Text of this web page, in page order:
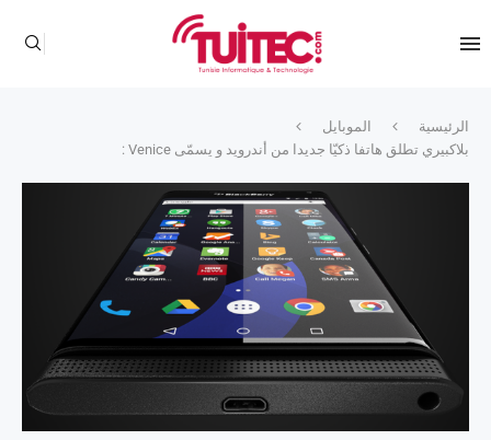
الرئيسية
الموبايل
بلاكبيري تطلق هاتفا ذكيّا جديدا من أندرويد و يسمّى Venice :